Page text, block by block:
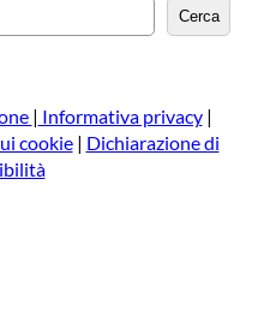
Cerca
| Informativa privacy|
cookie| Dichiarazione di